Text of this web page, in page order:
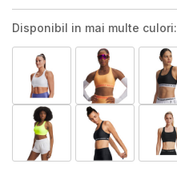
Disponibil in mai multe culori: